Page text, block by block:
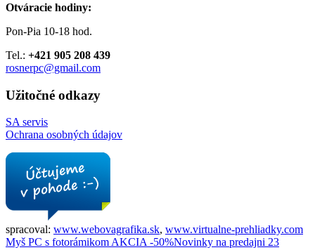
Otváracie hodiny:
Pon-Pia 10-18 hod.
Tel.: +421 905 208 439
rosnerpc@gmail.com
Užitočné odkazy
SA servis
Ochrana osobných údajov
spracoval: www.webovagrafika.sk, www.virtualne-prehliadky.com
Myš PC s fotorámikom AKCIA -50%Novinky na predajni 23